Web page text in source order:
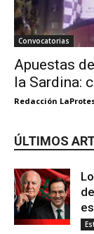
Convocatorias
Apuestas
la Sardina:
Redacción
ÚLTIMOS